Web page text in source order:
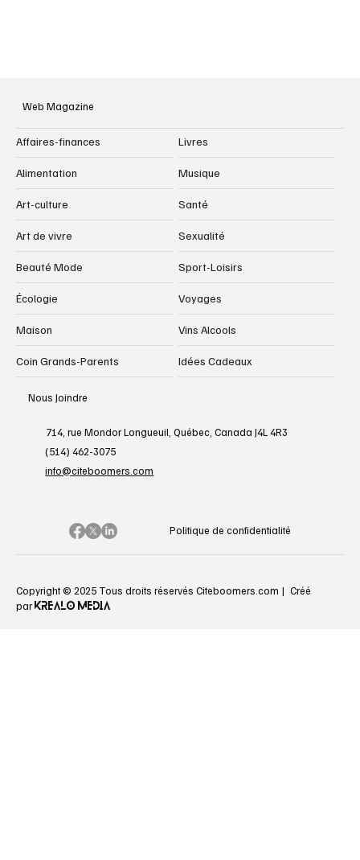
Web Magazine
Affaires-finances
Alimentation
Art-culture
Art de vivre
Beauté Mode
Écologie
Maison
Coin Grands-Parents
Livres
Musique
Santé
Sexualité
Sport-Loisirs
Voyages
Vins Alcools
Idées Cadeaux
Nous Joindre
714, rue Mondor Longueuil, Québec, Canada J4L 4R3
(514) 462-3075
info@citeboomers.com
Politique de confidentialité
Copyright © 2025 Tous droits réservés Citeboomers.com | Créé
par KREALO MEDIA